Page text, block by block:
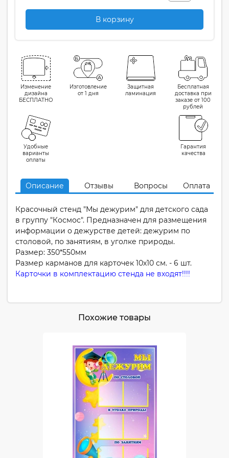
В корзину
Изменение
дизайна
БЕСПЛАТНО
Изготовление
от 1 дня
Защитная
ламинация
Бесплатная
доставка при
заказе от 100
рублей
Удобные
варианты
оплаты
Гарантия
качества
Описание Отзывы Вопросы Оплата
Красочный стенд "Мы дежурим" для детского сада
в группу "Космос". Предназначен для размещения
информации о дежурстве детей: дежурим по
столовой, по занятиям, в уголке природы.
Размер: 350*550мм
Размер карманов для карточек 10х10 см. - 6 шт.
Карточки в комплектацию стенда не входят!!!!
Похожие товары